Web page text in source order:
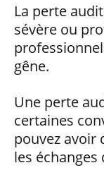
La perte
sévère ou
gêne.
Une perte
certaines
pouvez avoir
les